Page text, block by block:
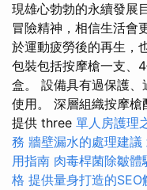
現雄心勃勃的永續發展
冒險精神，相信生活會
於運動疲勞後的再生，
包裝​​包括按摩槍一支、
盒。 設備具有過保護
使用。 深層組織按摩
提供 three 單人房護理
務 牆壁漏水的處理建議
用指南 肉毒桿菌除皺體
格 提供量身打造的SEO